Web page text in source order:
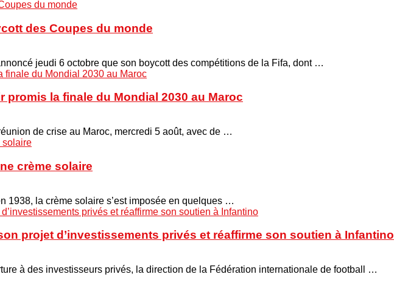
des Coupes du monde
jeudi 6 octobre que son boycott des compétitions de la Fifa, dont …
promis la finale du Mondial 2030 au Maroc
de crise au Maroc, mercredi 5 août, avec de …
crème solaire
1938, la crème solaire s’est imposée en quelques …
projet d’investissements privés et réaffirme son soutien à Infantino
à des investisseurs privés, la direction de la Fédération internationale de football …